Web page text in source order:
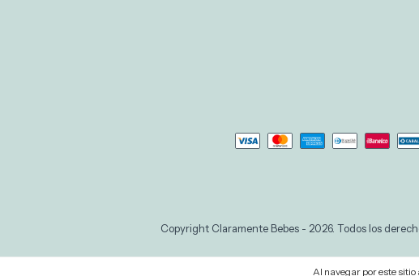
Al navegar por este sitio
Copyright Claramente Bebes - 2026. Todos los